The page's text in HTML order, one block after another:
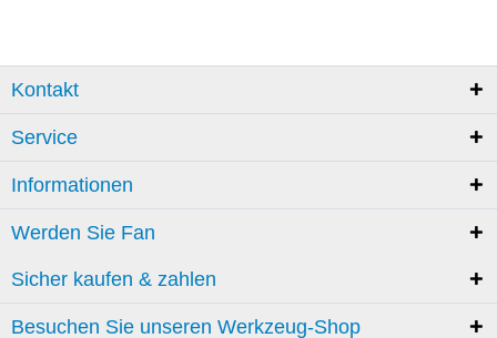
Kontakt
Service
Informationen
Werden Sie Fan
Sicher kaufen & zahlen
Besuchen Sie unseren Werkzeug-Shop